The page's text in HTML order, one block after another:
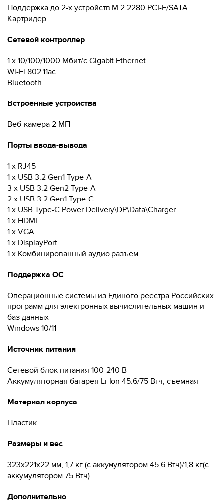
Поддержка до 2-х устройств M.2 2280 PCI-E/SATA
Картридер
Сетевой контроллер
1 x 10/100/1000 Мбит/с Gigabit Ethernet
Wi-Fi 802.11ac
Bluetooth
Встроенные устройства
Веб-камера 2 МП
Порты ввода-вывода
1 x RJ45
1 x USB 3.2 Gen1 Type-A
3 x USB 3.2 Gen2 Type-A
2 x USB 3.2 Gen1 Type-C
1 x USB Type-C Power Delivery\DP\Data\Charger
1 x HDMI
1 x VGA
1 x DisplayPort
1 x Комбинированный аудио разъем
Поддержка ОС
Операционные системы из Единого реестра Российских
программ для электронных вычислительных машин и
баз данных
Windows 10/11
Источник питания
Cетевой блок питания 100-240 В
Аккумуляторная батарея Li-Ion 45.6/75 Втч, съемная
Материал корпуса
Пластик
Размеры и вес
323x221x22 мм, 1,7 кг (с аккумулятором 45.6 Втч)/1,8 кг(с
аккумулятором 75 Втч)
Дополнительно